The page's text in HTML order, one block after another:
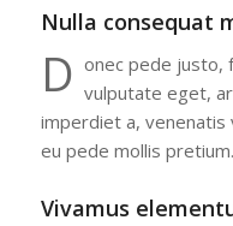
Nulla consequat
D onec pede justo,
vulputate eget,
imperdiet a, venenatis
eu pede mollis
Vivamus